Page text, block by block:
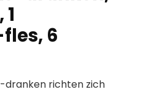
6
dranken richten zich